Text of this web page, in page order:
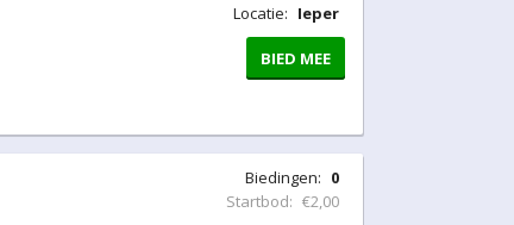
Locatie: Ieper
BIED MEE
Biedingen: 0
Startbod: €2,00